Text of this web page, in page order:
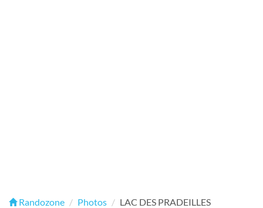
Randozone Photos LAC DES PRADEILLES